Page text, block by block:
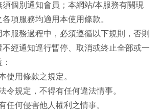
須個別通知會員；本網站/本服務有關現
項服務均適用本使用條款。
服務過程中，必須遵循以下規則，否則
不經通知逕行暫停、取消或終止全部或一
使用條款之規定。
令規定，不得有任何違法情事。
任何侵害他人權利之情事。